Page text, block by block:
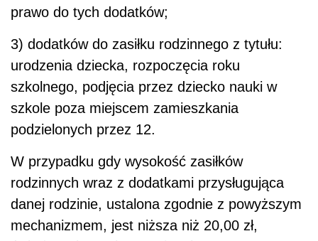
prawo do tych dodatków;
3) dodatków do zasiłku rodzinnego z tytułu:
urodzenia dziecka, rozpoczęcia roku
szkolnego, podjęcia przez dziecko nauki w
szkole poza miejscem zamieszkania
podzielonych przez 12.
W przypadku gdy wysokość zasiłków
rodzinnych wraz z dodatkami przysługująca
danej rodzinie, ustalona zgodnie z powyższym
mechanizmem, jest niższa niż 20,00 zł,